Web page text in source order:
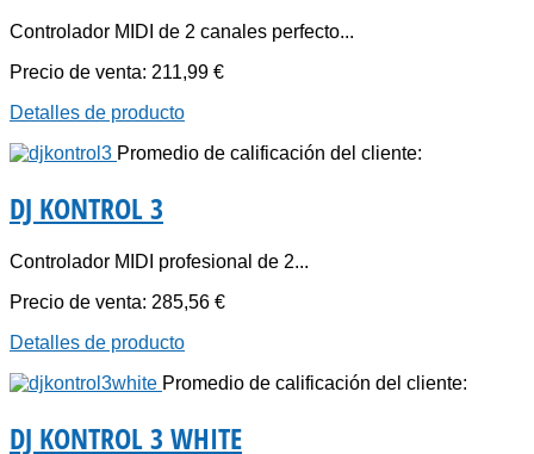
Controlador MIDI de 2 canales perfecto...
Precio de venta: 211,99 €
Detalles de producto
Promedio de calificación del cliente:
DJ KONTROL 3
Controlador MIDI profesional de 2...
Precio de venta: 285,56 €
Detalles de producto
Promedio de calificación del cliente:
DJ KONTROL 3 WHITE